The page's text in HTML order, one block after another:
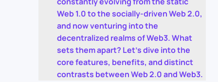
Web 1.0 to the socially-driven Web 2.0,
and now venturing into the
decentralized realms of Web3. What
sets them apart? Let’s dive into the
core features, benefits, and distinct
contrasts between Web 2.0 and Web3.